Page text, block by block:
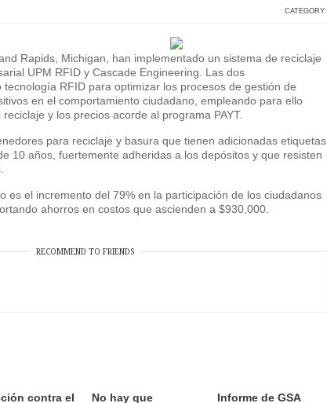
CATEGORY:
Rapids, Michigan, han implementado un sistema de reciclaje
UPM RFID y Cascade Engineering. Las dos
RFID para optimizar los procesos de gestión de
en el comportamiento ciudadano, empleando para ello
y los precios acorde al programa PAYT.
para reciclaje y basura que tienen adicionadas etiquetas
10 años, fuertemente adheridas a los depósitos y que resisten
es el incremento del 79% en la participación de los ciudadanos
ahorros en costos que ascienden a $930,000.
RECOMMEND TO FRIENDS
contra el No hay que Informe de GSA